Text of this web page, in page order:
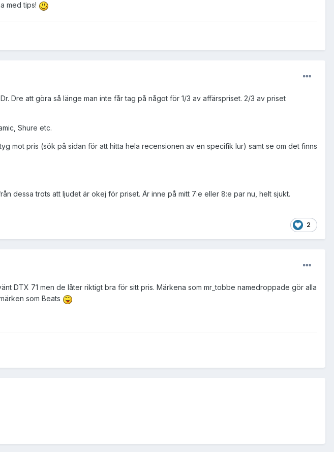
med tips!
Dre att göra så länge man inte får tag på något för 1/3 av affärspriset. 2/3 av priset
Shure etc.
mot pris (sök på sidan för att hitta hela recensionen av en specifik lur) samt se om det finns
dessa trots att ljudet är okej för priset. Är inne på mitt 7:e eller 8:e par nu, helt sjukt.
2
DTX 71 men de låter riktigt bra för sitt pris. Märkena som mr_tobbe namedroppade gör alla
som Beats